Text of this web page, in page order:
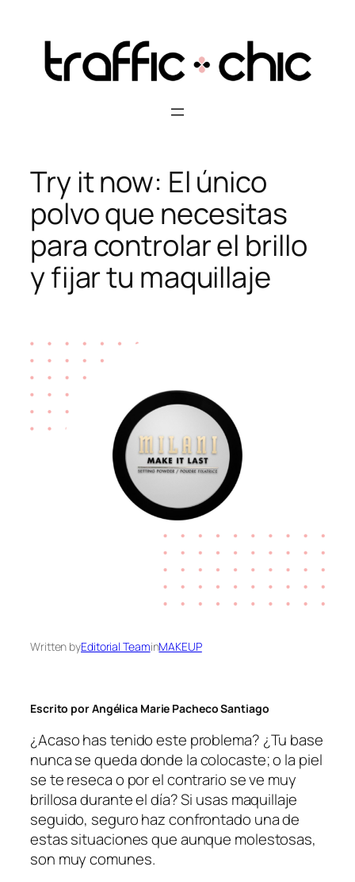
content
Try it now: El único
polvo que necesitas
para controlar el brillo
y fijar tu maquillaje
Written byEditorial TeaminMAKEUP
Escrito por Angélica Marie Pacheco Santiago
¿Acaso has tenido este problema? ¿Tu base
nunca se queda donde la colocaste; o la piel
se te reseca o por el contrario se ve muy
brillosa durante el día? Si usas maquillaje
seguido, seguro haz confrontado una de
estas situaciones que aunque molestosas,
son muy comunes.